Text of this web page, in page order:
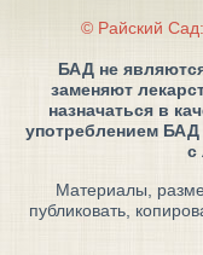
© Райский Сад:
БАД не
заменяют
назначаться в
употреблением БАД
с
Материалы,
публиковать,